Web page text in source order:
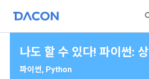
나도 할 수 있다! 파이썬: 상
파이썬, Python